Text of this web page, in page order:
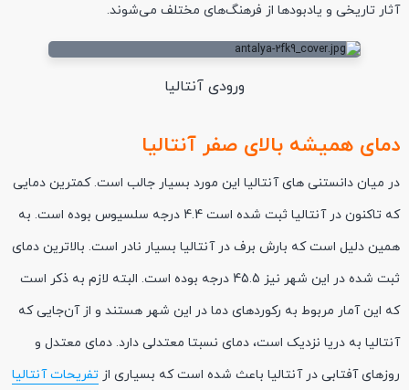
آثار تاریخی و یادبود‌ها از فرهنگ‌های مختلف می‌شوند.
ورودی آنتالیا
دمای همیشه بالای صفر آنتالیا
در میان دانستنی های آنتالیا این مورد بسیار جالب است. کمترین دمایی
که تاکنون در آنتالیا ثبت شده است 4.4 درجه سلسیوس بوده است. به
همین دلیل است که بارش برف در آنتالیا بسیار نادر است. بالاترین دمای
ثبت شده در این شهر نیز 45.5 درجه بوده است. البته لازم به ذکر است
که این آمار مربوط به رکورد‌های دما در این شهر هستند و از آن‌جایی که
آنتالیا به دریا نزدیک است، دمای نسبتا معتدلی دارد. دمای معتدل و
روزهای آفتابی در آنتالیا باعث شده است که بسیاری از تفریحات آنتالیا